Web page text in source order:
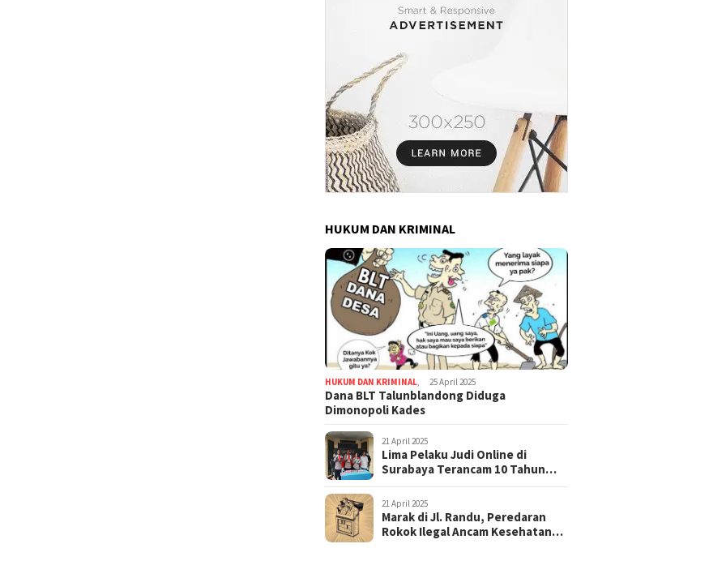
HUKUM DAN KRIMINAL
HUKUM DAN KRIMINAL 25 April 2025
Dana BLT Talunblandong Diduga
Dimonopoli Kades
21 April 2025
Lima Pelaku Judi Online di
Surabaya Terancam 10 Tahun
21 April 2025
Marak di Jl. Randu, Peredaran
Rokok Ilegal Ancam Kesehatan